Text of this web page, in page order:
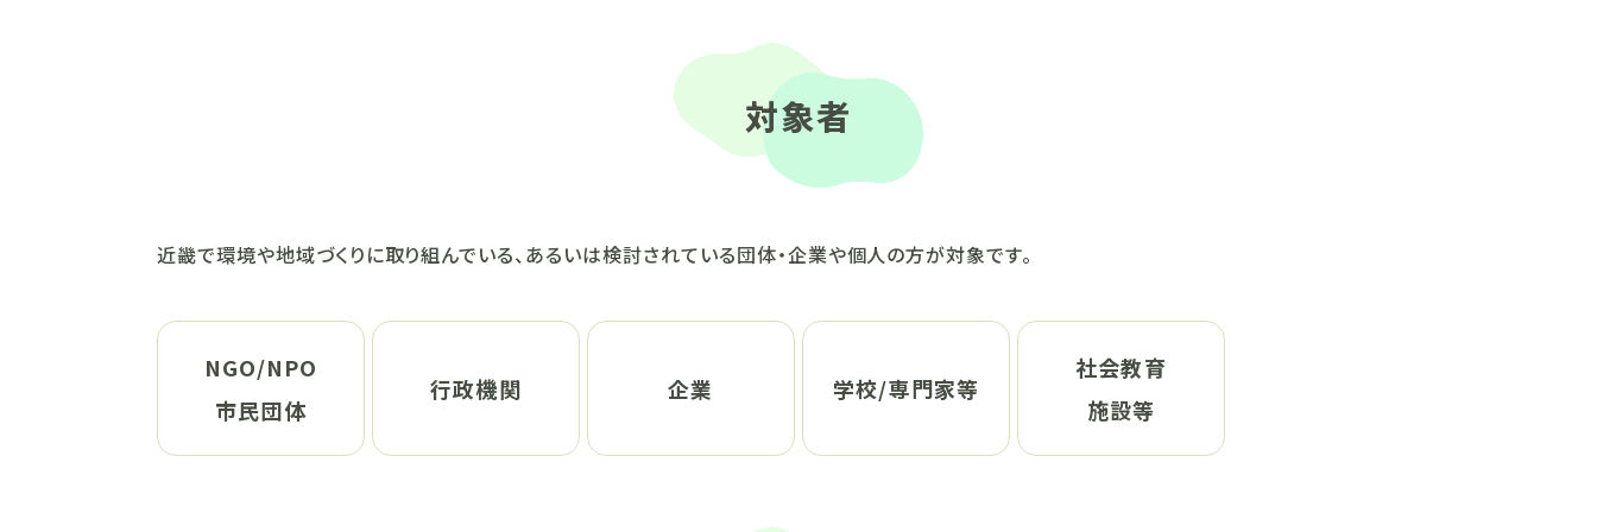
対象者
近畿で環境や地域づくりに取り組んでいる、あるいは検討されている団体・企業や個人の方が対象です。
NGO/NPO
市民団体
行政機関 企業 学校/専門家等
社会教育
施設等